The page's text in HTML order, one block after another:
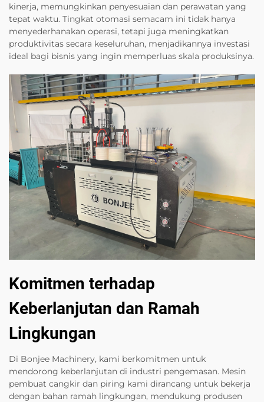
kinerja, memungkinkan penyesuaian dan perawatan yang
tepat waktu. Tingkat otomasi semacam ini tidak hanya
menyederhanakan operasi, tetapi juga meningkatkan
produktivitas secara keseluruhan, menjadikannya investasi
ideal bagi bisnis yang ingin memperluas skala produksinya.
Komitmen terhadap
Keberlanjutan dan Ramah
Lingkungan
Di Bonjee Machinery, kami berkomitmen untuk
mendorong keberlanjutan di industri pengemasan. Mesin
pembuat cangkir dan piring kami dirancang untuk bekerja
dengan bahan ramah lingkungan, mendukung produsen